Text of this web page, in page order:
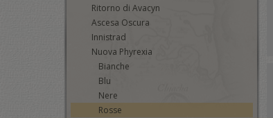
Ritorno di Avacyn
Ascesa Oscura
Innistrad
Nuova Phyrexia
Bianche
Blu
Nere
Rosse